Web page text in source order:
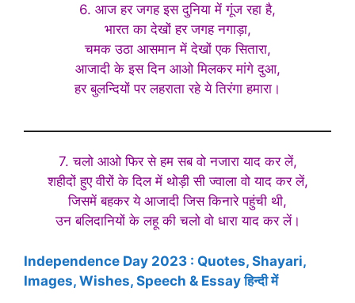
6. आज हर जगह इस दुनिया में गूंज रहा है,
भारत का देखों हर जगह नगाड़ा,
चमक उठा आसमान में देखों एक सितारा,
आजादी के इस दिन आओ मिलकर मांगे दुआ,
हर बुलन्दियों पर लहराता रहे ये तिरंगा हमारा।
7. चलो आओ फिर से हम सब वो नजारा याद कर लें,
शहीदों हुए वीरों के दिल में थोड़ी सी ज्वाला वो याद कर लें,
जिसमें बहकर ये आजादी जिस किनारे पहुंची थी,
उन बलिदानियों के लहू की चलो वो धारा याद कर लें।
Independence Day 2023 : Quotes, Shayari,
Images, Wishes, Speech & Essay हिन्दी में